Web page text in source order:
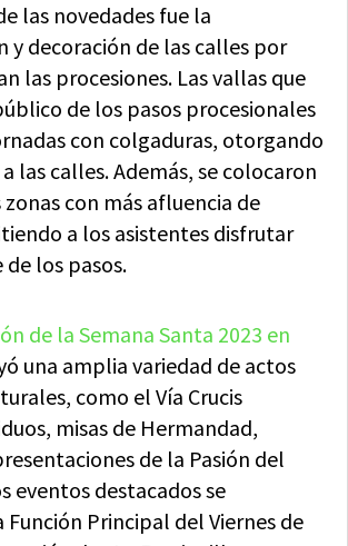
las novedades fue la
y decoración de las calles por
las procesiones. Las vallas que
de los pasos procesionales
con colgaduras, otorgando
las calles. Además, se colocaron
con más afluencia de
a los asistentes disfrutar
los pasos.
de la Semana Santa 2023 en
una amplia variedad de actos
como el Vía Crucis
misas de Hermandad,
de la Pasión del
eventos destacados se
Principal del Viernes de